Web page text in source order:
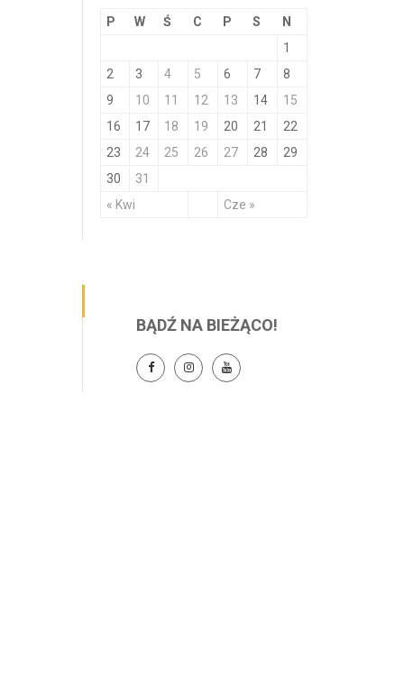
P W Ś C P S N
« Kwi Cze »
1
2
3 4 5 6 7
8
9
10 11 12 13 14
15
16
17 18 19 20 21
22
23
24 25 26 27 28
29
30
31
BĄDŹ NA BIEŻĄCO!